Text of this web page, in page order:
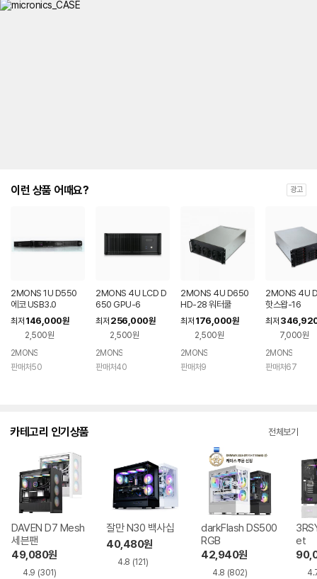
이런 상품 어때요? 광고
2MONS 1U D550
에코 USB3.0
최저 146,000원
2,500원
2MONS
판매처50
2MONS 4U LCD D
650 GPU-6
최저 256,000원
2,500원
2MONS
판매처40
2MONS 4U D650
HD-28 워터쿨
최저 176,000원
2,500원
2MONS
판매처9
2MONS 4U
핫스왑-16
최저
7,000원
2MONS
판매처67
카테고리 인기상품 전체보기
DAVEN D7 Mesh
세븐팬
49,080원
4.9 (301)
잘만 N30 백사십
40,480원
4.8 (121)
darkFlash DS500
RGB
42,940원
4.8 (802)
et